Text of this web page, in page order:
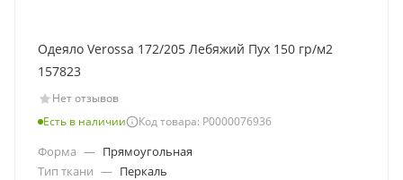
Одеяло Verossa 172/205 Лебяжий Пух 150 гр/м2
157823
Нет отзывов
Есть в наличии
Код товара: Р0000076936
Форма — Прямоугольная
Тип ткани — Перкаль